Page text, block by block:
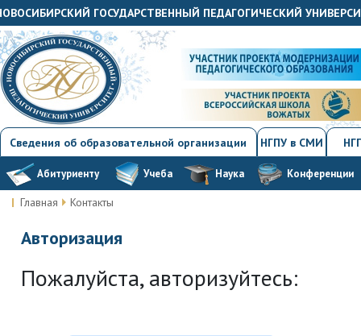
ГОСУДАРСТВЕННЫЙ ПЕДАГОГИЧЕСКИЙ
Сведения об образовательной организации НГПУ в СМИ
Абитуриенту Учеба Наука Конференции
Главная Контакты
Авторизация
Пожалуйста, авторизуйтесь: